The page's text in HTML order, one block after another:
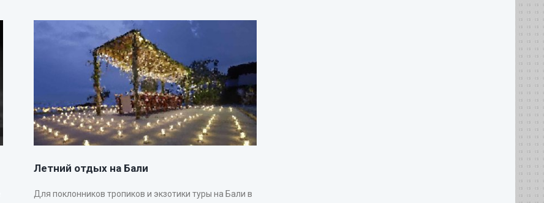
Летний отдых на Бали
Для поклонников тропиков и экзотики туры на Бали в